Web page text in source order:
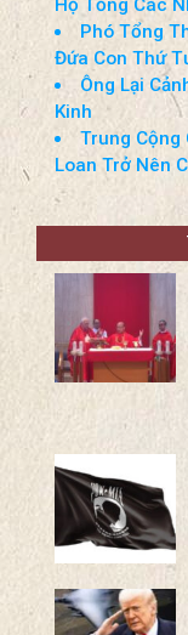
Tổng thống
Cup Cho Tây
Các Điểm
Trump Về Tính
Tòa Phúc
Hộ Tống Các
Phó Tổng
Đứa Con Thứ Tư
Ông Lại
Trung
Loan Trở Nên